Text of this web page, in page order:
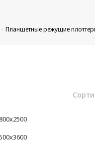
Планшетные режущие